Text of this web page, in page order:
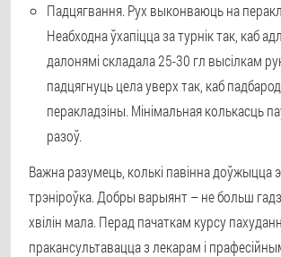
Падцягвання. Рух выконваюць на
Неабходна ўхапіцца за турнік так, каб
далонямі складала 25-30 гл высілкам
падцягнуць цела уверх так, каб
перакладзіны. Мінімальная колькасць
разоў.
Важна разумець, колькі павінна доўжыцца
трэніроўка. Добры варыянт – не больш
хвілін мала. Перад пачаткам курсу
пракансультавацца з лекарам і